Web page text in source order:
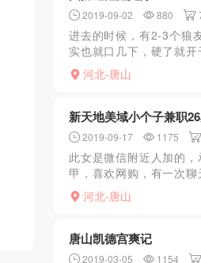
2019-09-02 880
进去的时候，有2-3个狼
实也就口几下，硬了就
事了，环境比较差，房间
长的一般不丑，身材一般
河北-唐山
新天地美域小个子兼职
2019-09-17 1175
此女是微信附近人加的
甲，喜欢网购，有一次
不上了，问我能否借给她
此勾搭上了，此女挺谨慎
河北-唐山
唐山凯德宫爽记
2019-03-05 1154